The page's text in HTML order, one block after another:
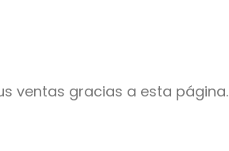
ventas gracias a esta página.